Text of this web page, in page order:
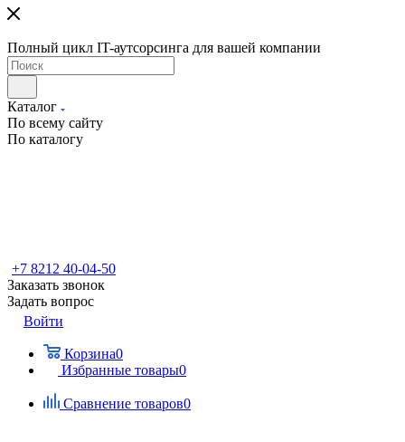
Полный цикл IT-аутсорсинга для вашей компании
Каталог
По всему сайту
По каталогу
+7 8212 40-04-50
Заказать звонок
Задать вопрос
Войти
Корзина0
Избранные товары0
Сравнение товаров0